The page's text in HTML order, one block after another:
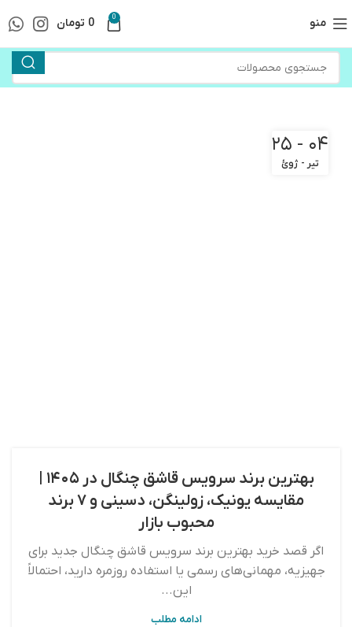
منو 0
0 تومان
۰۴ - ۲۵
تیر - ژوئ
مقایسه یونیک، زولینگن، دسینی و ۷ برند
محبوب بازار
اگر قصد خرید بهترین برند سرویس قاشق چنگال جدید برای
جهیزیه، مهمانی‌های رسمی یا استفاده روزمره دارید، احتمالاً
این...
ادامه مطلب